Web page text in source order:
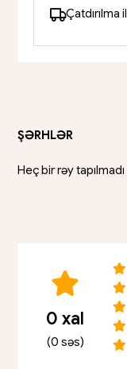
Çatdırılma
ŞƏRHLƏR
Heç bir rəy tapılmadı
0 xal
(0 səs)